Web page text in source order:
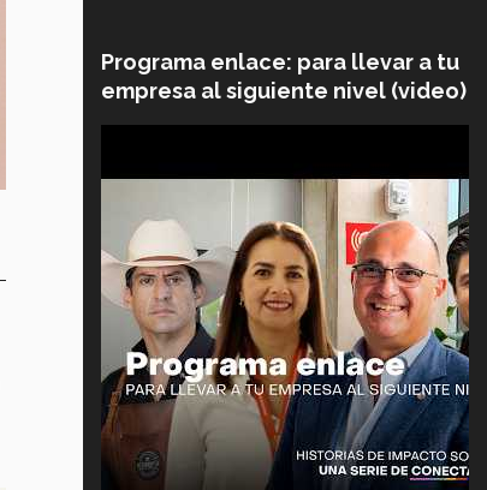
Programa enlace: para llevar a tu
empresa al siguiente nivel (video)